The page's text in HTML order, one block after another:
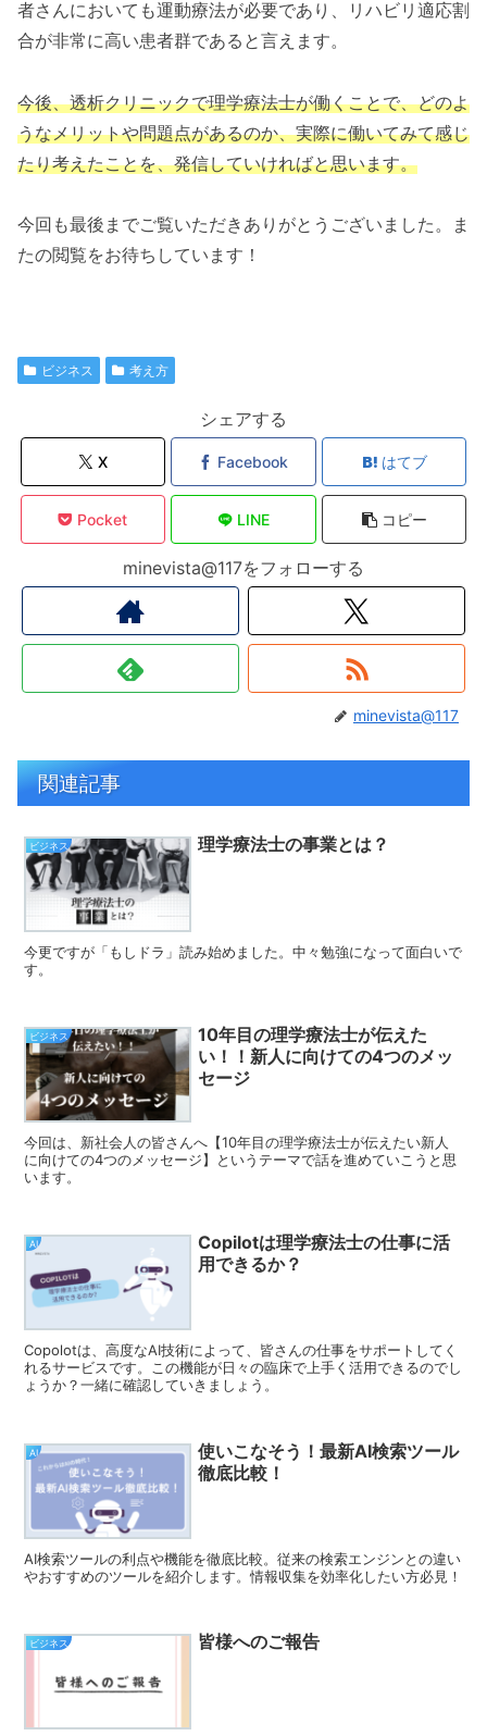
者さんにおいても運動療法が必要であり、リハビリ適応割
合が非常に高い患者群であると言えます。
今後、透析クリニックで理学療法士が働くことで、どのよ
うなメリットや問題点があるのか、実際に働いてみて感じ
たり考えたことを、発信していければと思います。
今回も最後までご覧いただきありがとうございました。ま
たの閲覧をお待ちしています！
ビジネス 考え方
シェアする
X Facebook はてブ
Pocket LINE コピー
minevista@117をフォローする
minevista@117
関連記事
ビジネス 理学療法士の事業とは？
今更ですが「もしドラ」読み始めました。中々勉強になって面白いで
す。
ビジネス
10年目の理学療法士が伝えた
い！！新人に向けての4つのメッ
セージ
今回は、新社会人の皆さんへ【10年目の理学療法士が伝えたい新人
に向けての4つのメッセージ】というテーマで話を進めていこうと思
います。
AI
Copilotは理学療法士の仕事に活
用できるか？
Copolotは、高度なAI技術によって、皆さんの仕事をサポートしてく
れるサービスです。この機能が日々の臨床で上手く活用できるのでし
ょうか？一緒に確認していきましょう。
AI
使いこなそう！最新AI検索ツール
徹底比較！
AI検索ツールの利点や機能を徹底比較。従来の検索エンジンとの違い
やおすすめのツールを紹介します。情報収集を効率化したい方必見！
ビジネス 皆様へのご報告